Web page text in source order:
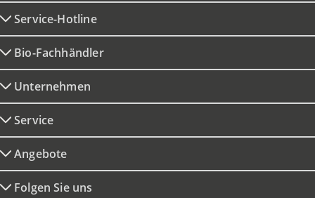
Service-Hotline
Bio-Fachhändler
Unternehmen
Service
Angebote
Folgen Sie uns